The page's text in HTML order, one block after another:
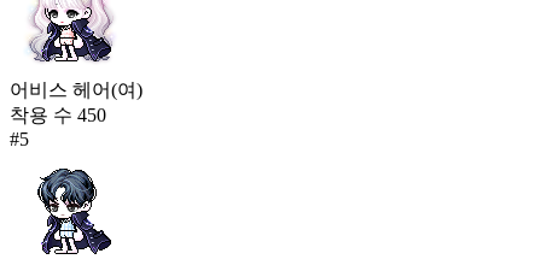
어비스 헤어(여)
착용 수 450
#5